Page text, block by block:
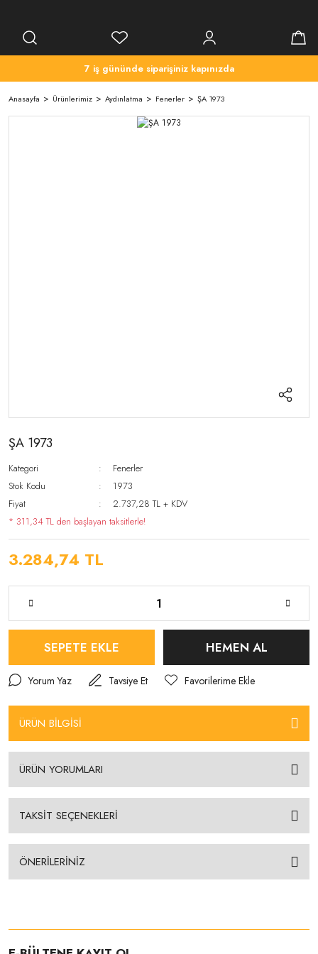
7 iş gününde siparişiniz kapınızda
Anasayfa Ürünlerimiz Aydınlatma Fenerler ŞA 1973
ŞA 1973
Kategori
Fenerler
Stok Kodu
1973
Fiyat
2.737,28 TL + KDV
* 311,34 TL den başlayan taksitlerle!
3.284,74 TL
SEPETE EKLE HEMEN AL
Yorum Yaz Tavsiye Et
ÜRÜN BİLGİSİ
ÜRÜN YORUMLARI
TAKSİT SEÇENEKLERİ
ÖNERİLERİNİZ